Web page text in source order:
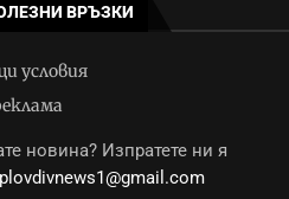
ВРЪЗКИ
условия
новина? Изпратете ни я
plovdivnews1@gmail.com